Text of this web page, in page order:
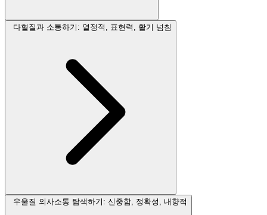
다혈질과 소통하기: 열정적, 표현력, 활기 넘침
우울질 의사소통 탐색하기: 신중함, 정확성, 내향적